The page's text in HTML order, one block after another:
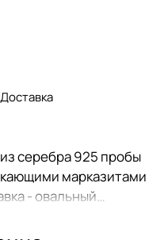
Доставка
серебра 925 пробы
марказитами
- овальный
х 7 мм. Коллекция
ценности историка